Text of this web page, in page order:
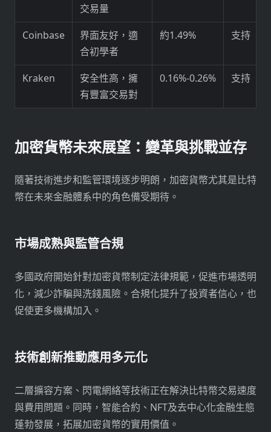
交易量
Coinbase
界面友好，適
合初學者
約1.49% 支持
Kraken
安全性高，擁
有豐富交易對
0.16%-0.26% 支持
加密貨幣未來展望：變革與挑戰並存
隨著技術進步和監管環境逐步明朗，加密貨幣尤其是比特
幣在未來金融體系中的角色備受期待。
市場成熟與監管合規
多國政府開始針對加密貨幣制定法律規範，促進市場透明
化，減少詐騙與洗錢風險。合規化提升了投資者信心，也
促使更多機構加入。
技術創新推動應用多元化
二層擴容方案、閃電網絡等技術正在解決比特幣交易速度
與費用問題。同時，智能合約、NFT及去中心化金融生態
蓬勃發展，拓展加密貨幣的實用價值。